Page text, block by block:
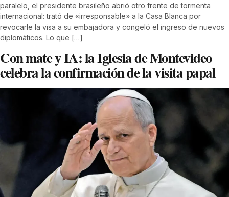
paralelo, el presidente brasileño abrió otro frente de tormenta
internacional: trató de «irresponsable» a la Casa Blanca por
revocarle la visa a su embajadora y congeló el ingreso de nuevos
diplomáticos. Lo que […]
Con mate y IA: la Iglesia de Montevideo
celebra la confirmación de la visita papal